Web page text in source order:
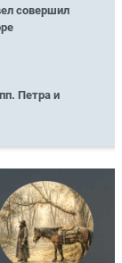
совершил
Петра и